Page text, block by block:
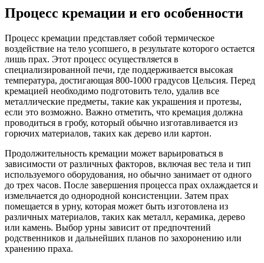
Процесс кремации и его особенности
Процесс кремации представляет собой термическое
воздействие на тело усопшего, в результате которого остается
лишь прах. Этот процесс осуществляется в
специализированной печи, где поддерживается высокая
температура, достигающая 800-1000 градусов Цельсия. Перед
кремацией необходимо подготовить тело, удалив все
металлические предметы, такие как украшения и протезы,
если это возможно. Важно отметить, что кремация должна
проводиться в гробу, который обычно изготавливается из
горючих материалов, таких как дерево или картон.
Продолжительность кремации может варьироваться в
зависимости от различных факторов, включая вес тела и тип
используемого оборудования, но обычно занимает от одного
до трех часов. После завершения процесса прах охлаждается и
измельчается до однородной консистенции. Затем прах
помещается в урну, которая может быть изготовлена из
различных материалов, таких как металл, керамика, дерево
или камень. Выбор урны зависит от предпочтений
родственников и дальнейших планов по захоронению или
хранению праха.